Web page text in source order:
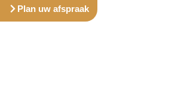
Plan uw afspraak